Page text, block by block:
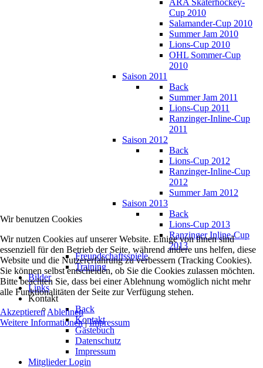
ARA Skaterhockey-
Cup 2010
Salamander-Cup 2010
Summer Jam 2010
Lions-Cup 2010
OHL Sommer-Cup
2010
Saison 2011
Back
Summer Jam 2011
Lions-Cup 2011
Ranzinger-Inline-Cup
2011
Saison 2012
Back
Lions-Cup 2012
Ranzinger-Inline-Cup
2012
Summer Jam 2012
Saison 2013
Back
Lions-Cup 2013
Ranzinger Inline-Cup
2013
Freundschaftsspiele
Training
Bilder
Links
Kontakt
Back
Kontakt
Gästebuch
Datenschutz
Impressum
Mitglieder Login
Wir benutzen Cookies
Wir nutzen Cookies auf unserer Website. Einige von ihnen sind
essenziell für den Betrieb der Seite, während andere uns helfen, diese
Website und die Nutzererfahrung zu verbessern (Tracking Cookies).
Sie können selbst entscheiden, ob Sie die Cookies zulassen möchten.
Bitte beachten Sie, dass bei einer Ablehnung womöglich nicht mehr
alle Funktionalitäten der Seite zur Verfügung stehen.
Akzeptieren Ablehnen
Weitere Informationen|Impressum